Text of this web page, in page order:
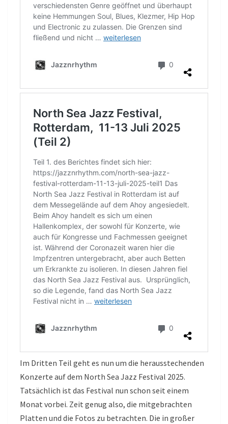
Im Dritten Teil geht es nun um die herausstechenden
Konzerte auf dem North Sea Jazz Festival 2025.
Tatsächlich ist das Festival nun schon seit einem
Monat vorbei. Zeit genug also, die mitgebrachten
Platten und die Fotos zu betrachten. Die in großer